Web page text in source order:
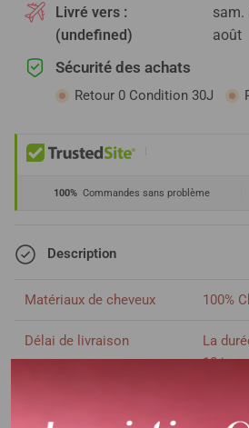
Livré vers :
(undefined)
sam.
août
Sécurité des achats
Retour 0 Condition 30J
100% Commandes sans problème
Description
Matériaux de cheveux 100%
Délai de livraison
La
10